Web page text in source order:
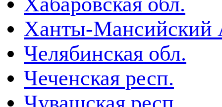
Ханты-
Челябинская обл.
Чеченская респ.